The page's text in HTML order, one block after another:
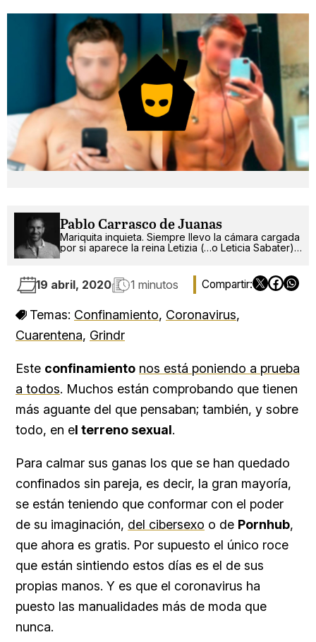
Pablo Carrasco de Juanas
Mariquita inquieta. Siempre llevo la cámara cargada
por si aparece la reina Letizia (…o Leticia Sabater).
19 abril, 2020 1 minutos
Temas: Confinamiento, Coronavirus,
Cuarentena, Grindr
Este confinamiento nos está poniendo a prueba
a todos. Muchos están comprobando que tienen
más aguante del que pensaban; también, y sobre
todo, en el terreno sexual.
Para calmar sus ganas los que se han quedado
confinados sin pareja, es decir, la gran mayoría,
se están teniendo que conformar con el poder
de su imaginación, del cibersexo o de Pornhub,
que ahora es gratis. Por supuesto el único roce
que están sintiendo estos días es el de sus
propias manos. Y es que el coronavirus ha
puesto las manualidades más de moda que
nunca.